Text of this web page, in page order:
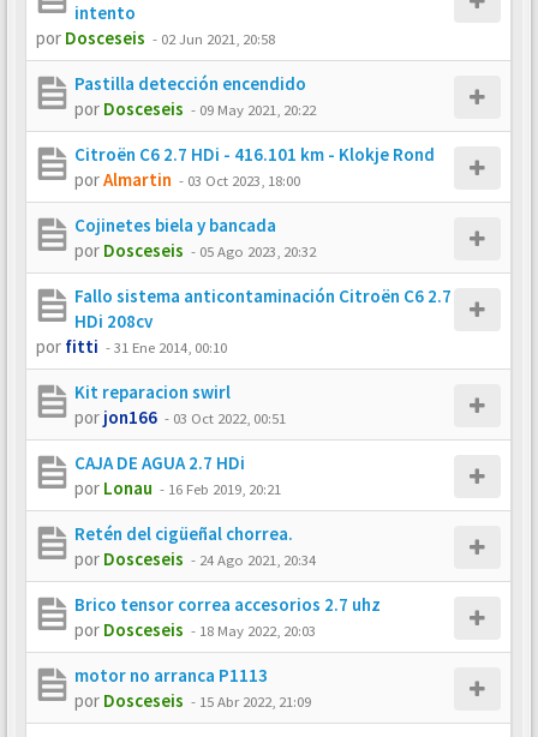
intento
por Dosceseis - 02 Jun 2021, 20:58
Pastilla detección encendido
por Dosceseis - 09 May 2021, 20:22
Citroën C6 2.7 HDi - 416.101 km - Klokje Rond
porAlmartin - 03 Oct 2023, 18:00
Cojinetes biela y bancada
por Dosceseis - 05 Ago 2023, 20:32
Fallo sistema anticontaminación Citroën C6 2.7
HDi 208cv
por fitti -31 Ene 2014, 00:10
Kit reparacion swirl
por jon166 - 03 Oct 2022, 00:51
CAJA DE AGUA 2.7 HDi
por Lonau - 16 Feb 2019, 20:21
Retén del cigüeñal chorrea.
por Dosceseis - 24 Ago 2021, 20:34
Brico tensor correa accesorios 2.7 uhz
por Dosceseis - 18 May 2022, 20:03
motor no arranca P1113
por Dosceseis - 15 Abr 2022, 21:09